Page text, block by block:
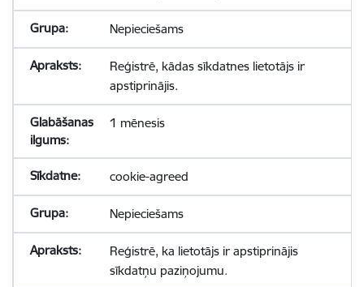
Nepieciešams
Reģistrē, kādas sīkdatnes lietotājs ir
apstiprinājis.
1 mēnesis
cookie-agreed
Nepieciešams
Reģistrē, ka lietotājs ir apstiprinājis
sīkdatņu paziņojumu.